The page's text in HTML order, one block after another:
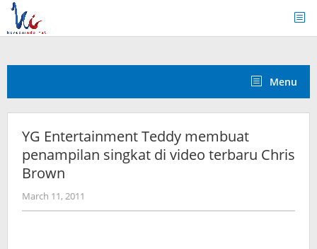
Skip
content
Menu
YG Entertainment Teddy membuat
penampilan singkat di video terbaru Chris
Brown
March 11, 2011
Koreanindo